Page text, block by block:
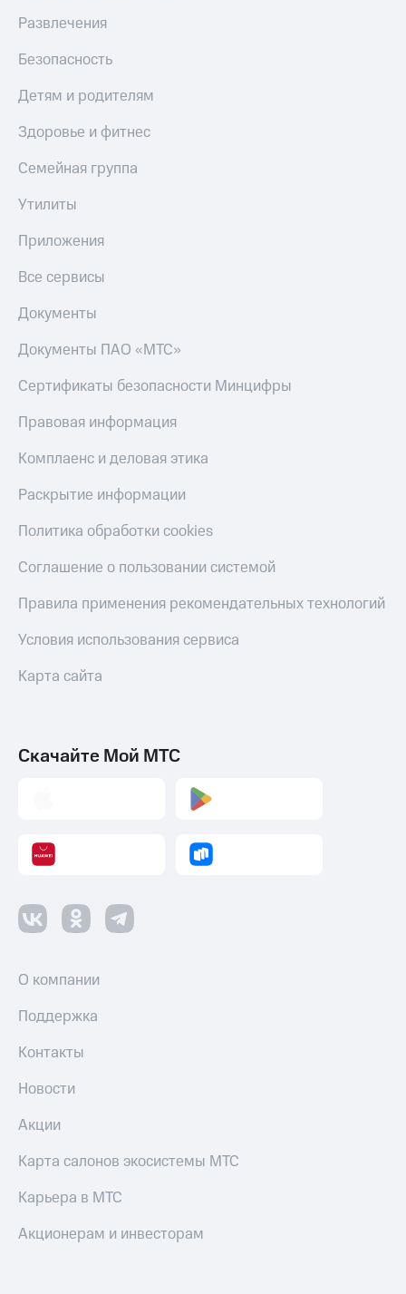
Развлечения
Безопасность
Детям и родителям
Здоровье и фитнес
Семейная группа
Утилиты
Приложения
Все сервисы
Документы
Документы ПАО «МТС»
Сертификаты безопасности Минцифры
Правовая информация
Комплаенс и деловая этика
Раскрытие информации
Политика обработки cookies
Соглашение о пользовании системой
Правила применения рекомендательных технологий
Условия использования сервиса
Карта сайта
Скачайте Мой МТС
О компании
Поддержка
Контакты
Новости
Акции
Карта салонов экосистемы МТС
Карьера в МТС
Акционерам и инвесторам